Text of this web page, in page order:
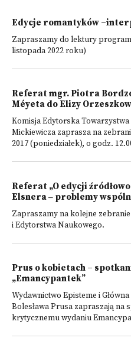
Edycje romantyków
Zapraszamy do lektury
listopada 2022 roku)
Referat mgr. Piotra
Méyeta do Elizy
Komisja Edytorska
Mickiewicza zaprasza na
2017 (poniedziałek), o godz.
Referat „O edycji
Elsnera ‒ problemy
Zapraszamy na kolejne
i Edytorstwa Naukowego.
Prus o kobietach –
„Emancypantek”
Wydawnictwo Episteme i
Bolesława Prusa zapraszają na
krytycznemu wydaniu